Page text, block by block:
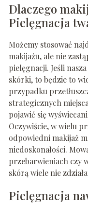
Dlaczego
Pielęgnacja
Możemy stosować
makijażu, ale nie
pielęgnacji. Jeśli
skórki, to będzie to
przypadku
strategicznych
pojawić się
Oczywiście, w wielu
odpowiedni makijaż
niedoskonałości.
przebarwieniach czy
skórą wiele nie
Pielęgnacja